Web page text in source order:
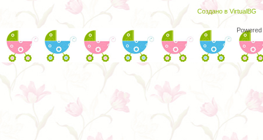
Создано в VirtualBG